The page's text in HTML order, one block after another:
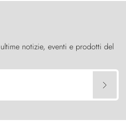
notizie, eventi e prodotti del